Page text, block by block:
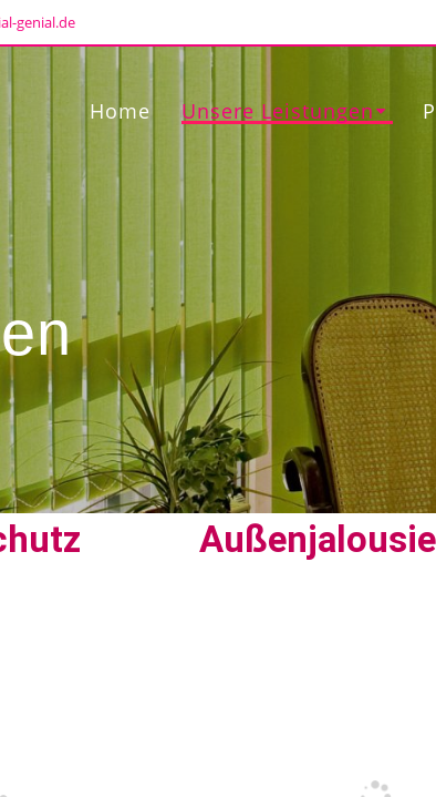
genial.de
Home Unsere Leistungen